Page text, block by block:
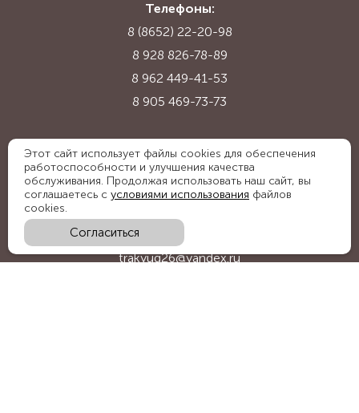
Телефоны:
8 (8652) 22-20-98
8 928 826-78-89
8 962 449-41-53
8 905 469-73-73
Адрес:
Ставропольский край, с. Надежда,
ул. Промышленная, 1Б
trakyug26@yandex.ru
Этот сайт использует файлы cookies для обеспечения
работоспособности и улучшения качества
обслуживания. Продолжая использовать наш сайт, вы
соглашаетесь с условиями использования файлов
cookies.
Согласиться